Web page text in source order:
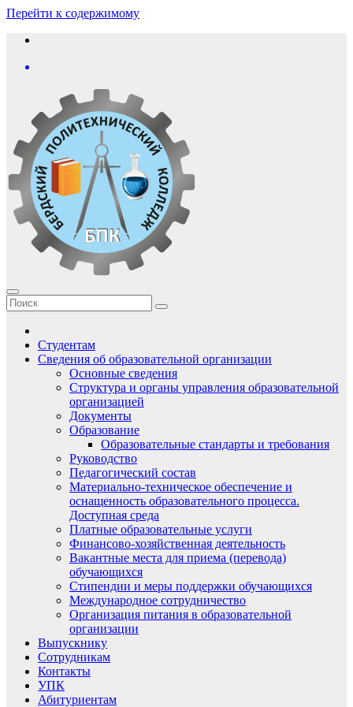
Перейти к содержимому
Студентам
Сведения об образовательной организации
Основные сведения
Структура и органы управления образовательной
организацией
Документы
Образование
Образовательные стандарты и требования
Руководство
Педагогический состав
Материально-техническое обеспечение и
оснащенность образовательного процесса.
Доступная среда
Платные образовательные услуги
Финансово-хозяйственная деятельность
Вакантные места для приема (перевода)
обучающихся
Стипендии и меры поддержки обучающихся
Международное сотрудничество
Организация питания в образовательной
организации
Выпускнику
Сотрудникам
Контакты
УПК
Абитуриентам